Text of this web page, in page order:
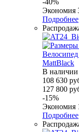
Экономия
Подробнее
MattBlack
В наличии
108 630
127 800
-15%
Экономия
Подробнее